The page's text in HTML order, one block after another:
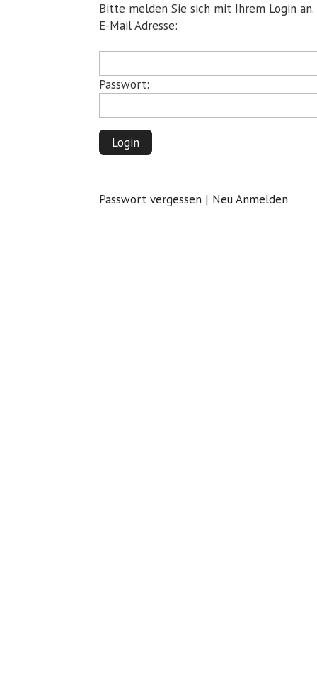
Bitte melden Sie sich mit Ihrem Login an.
Pflichtfeld
E-Mail Adresse:
Pflichtfeld
Passwort:
Login
Passwort vergessen | Neu Anmelden